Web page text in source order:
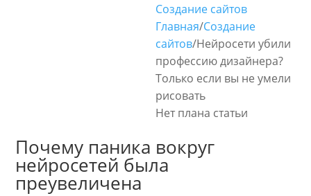
Создание сайтов
Главная/Создание
сайтов/Нейросети убили
профессию дизайнера?
Только если вы не умели
рисовать
Нет плана статьи
Почему паника вокруг
нейросетей была
преувеличена